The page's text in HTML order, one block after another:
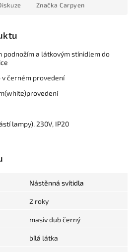
Značka Carpyen
podnožím a látkovým stínidlem do
černém provedení
lampy), 230V, IP20
Nástěnná svítidla
2 roky
masiv dub černý
bílá látka